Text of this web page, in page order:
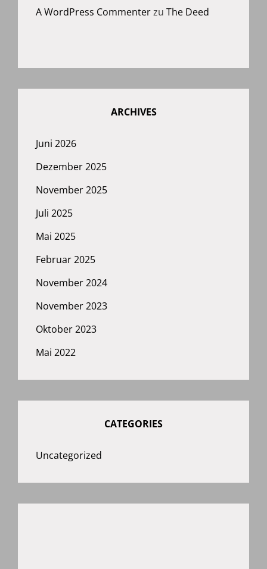
A WordPress Commenterzu The Deed
ARCHIVES
Juni 2026
Dezember 2025
November 2025
Juli 2025
Mai 2025
Februar 2025
November 2024
November 2023
Oktober 2023
Mai 2022
CATEGORIES
Uncategorized